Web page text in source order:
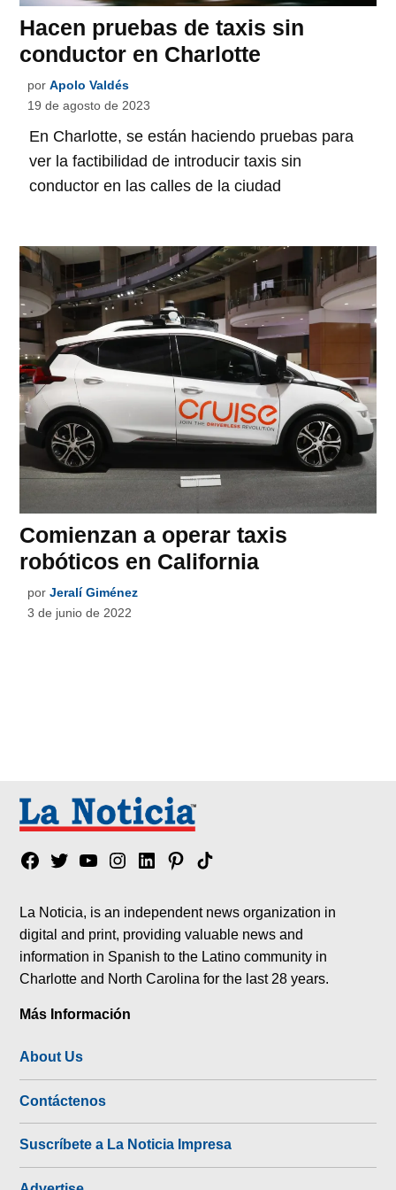
Hacen pruebas de taxis sin
conductor en Charlotte
por Apolo Valdés
19 de agosto de 2023
En Charlotte, se están haciendo pruebas para
ver la factibilidad de introducir taxis sin
conductor en las calles de la ciudad
Comienzan a operar taxis
robóticos en California
por Jeralí Giménez
3 de junio de 2022
Facebook
TwitterYouTubeInstagram
LinkedinPinterest
Tik
La Noticia, is an independent news organization in
digital and print, providing valuable news and
information in Spanish to the Latino community in
Charlotte and North Carolina for the last 28 years.
Más Información
About Us
Contáctenos
Suscríbete a La Noticia Impresa